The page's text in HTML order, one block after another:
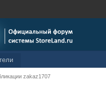
zakaz1707